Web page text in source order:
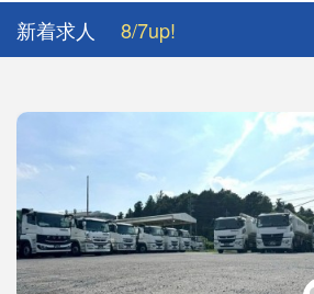
新着求人 8/7up!